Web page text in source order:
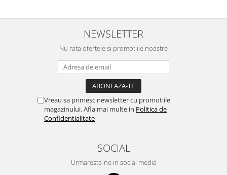
NEWSLETTER
Nu rata ofertele si promotiile noastre
Vreau sa primesc newsletter cu promotiile
magazinului. Afla mai multe in Politica de
Confidentialitate
SOCIAL
Urmareste-ne in social media